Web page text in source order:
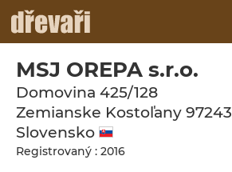
MSJ OREPA s.r.o.
Domovina 425/128
Zemianske Kostoľany 97243
Slovensko
Registrovaný : 2016